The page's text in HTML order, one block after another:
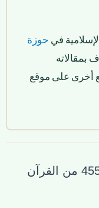
في حوزة
بمقالاته
أخرى على موقع
21 فكرة عن “استخاره صفحه 455 من القرآن